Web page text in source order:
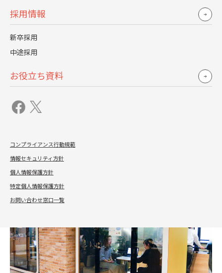
採用情報
新卒採用
中途採用
お役立ち資料
コンプライアンス行動規範
情報セキュリティ方針
個人情報保護方針
特定個人情報保護方針
お問い合わせ窓口一覧
打ち手があるんだなと。
数ヵ月経つと、月に最大200名の候補者を集められるよ
うになりました。採用担当は面接を毎日3-4件こなさなく
ちゃならなくて、大変そうでしたね（笑）」
母集団形成のテコ入れをしてからも、次は選考スキーム
果を出し続けられるよう採用の仕組みづくりに力が注が